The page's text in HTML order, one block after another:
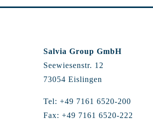
Salvia Group GmbH
Seewiesenstr. 12
73054 Eislingen
Tel: +49 7161 6520-200
Fax: +49 7161 6520-222